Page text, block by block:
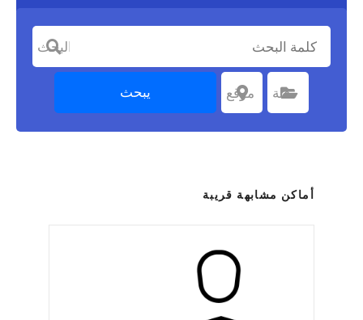
كلمة البحث
فئة
اختر الفئة موقع
اختر موقعا يبحث
أماكن مشابهة قريبة